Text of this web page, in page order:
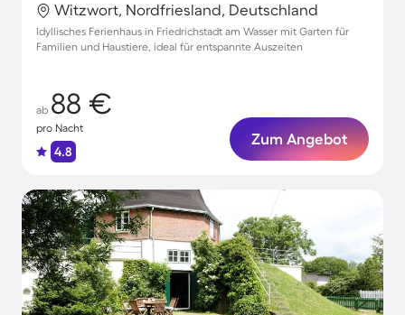
Witzwort, Nordfriesland, Deutschland
Idyllisches Ferienhaus in Friedrichstadt am Wasser mit Garten für
Familien und Haustiere, ideal für entspannte Auszeiten
ab 88 €
pro Nacht
4.8
Zum Angebot